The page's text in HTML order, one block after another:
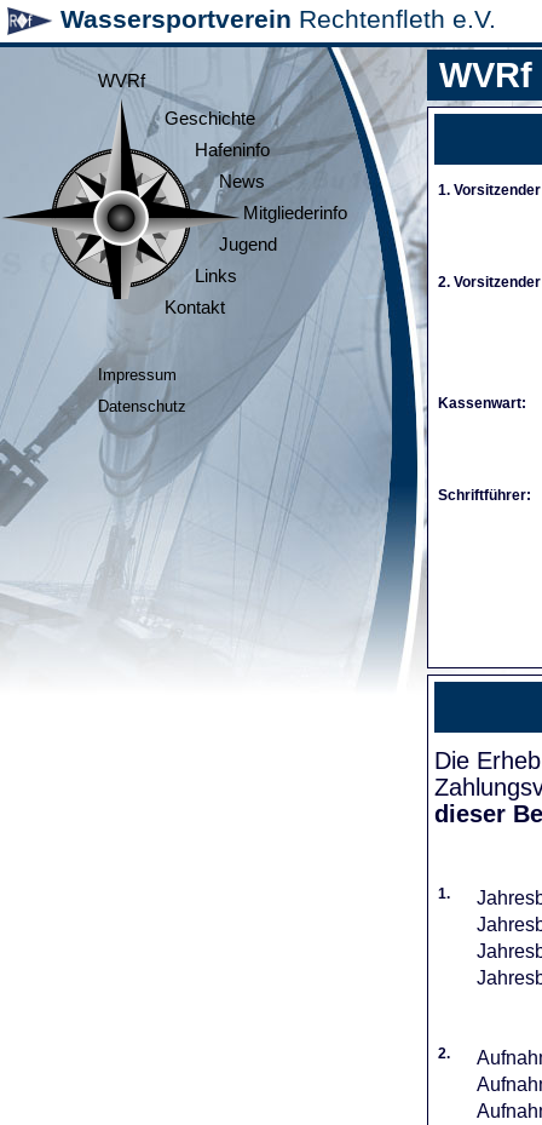
Wassersportverein Rechtenfleth e.V.
WVRf
Geschichte
Hafeninfo
News
Mitgliederinfo
Jugend
Links
Kontakt
Impressum
Datenschutz
WVRf
1.
2.
Kassenwart:
Schriftführer:
Die
dieser
1.
2.